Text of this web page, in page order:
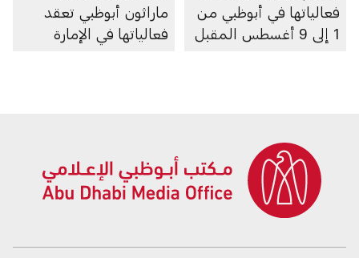
فعالياتها في أبوظبي من
1 إلى 9 أغسطس المقبل
ماراثون أبوظبي تعقد
فعالياتها في الإمارة